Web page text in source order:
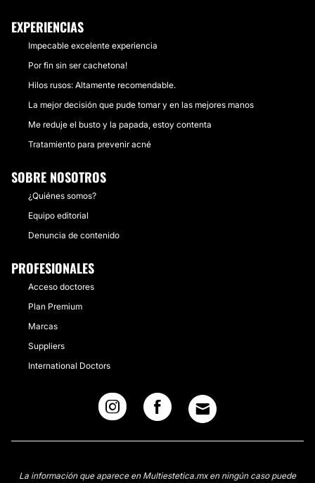
EXPERIENCIAS
Impecable excelente experiencia
Por fin sin ser cachetona!
Hilos rusos: Altamente recomendable.
La mejor decisión que pude tomar y en las mejores manos
Me reduje el busto y la papada, estoy contenta
Tratamiento para prevenir acné
SOBRE NOSOTROS
¿Quiénes somos?
Equipo editorial
Denuncia de contenido
PROFESIONALES
Acceso doctores
Plan Premium
Marcas
Suppliers
International Doctors
La información que aparece en Multiestetica.mx en ningún caso puede